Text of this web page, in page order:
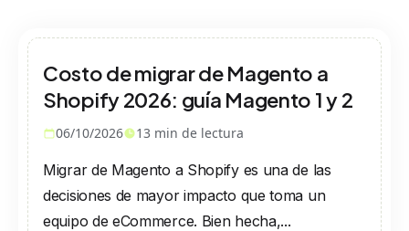
Costo de migrar de Magento a
Shopify 2026: guía Magento 1 y 2
06/10/2026 13 min de lectura
Migrar de Magento a Shopify es una de las
decisiones de mayor impacto que toma un
equipo de eCommerce. Bien hecha,...